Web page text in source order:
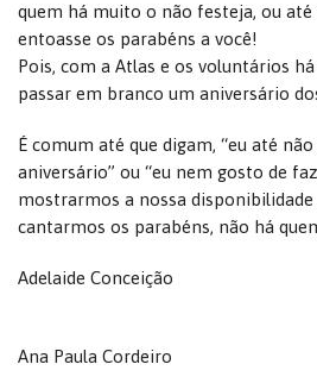
quem há muito o não festeja, ou até
entoasse os parabéns a você!
Pois, com a Atlas e os voluntários
passar em branco um aniversário
É comum até que digam, “eu até
aniversário” ou “eu nem gosto de
mostrarmos a nossa
cantarmos os parabéns, não há
Adelaide Conceição
Ana Paula Cordeiro